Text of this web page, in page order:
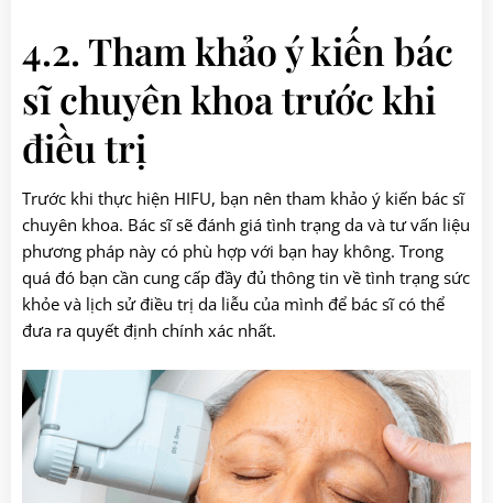
4.2. Tham khảo ý kiến bác
sĩ chuyên khoa trước khi
điều trị
Trước khi thực hiện HIFU, bạn nên tham khảo ý kiến bác sĩ
chuyên khoa. Bác sĩ sẽ đánh giá tình trạng da và tư vấn liệu
phương pháp này có phù hợp với bạn hay không. Trong
quá đó bạn cần cung cấp đầy đủ thông tin về tình trạng sức
khỏe và lịch sử điều trị da liễu của mình để bác sĩ có thể
đưa ra quyết định chính xác nhất.